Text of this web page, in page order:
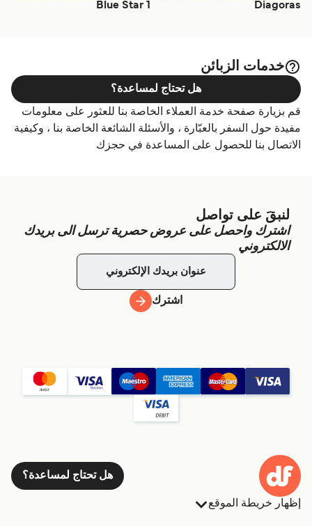
Diagoras
Blue Star 1
خدمات الزبائن
قم بزيارة صفحة خدمة العملاء الخاصة بنا للعثور على معلومات
مفيدة حول السفر بالعبّارة ، والأسئلة الشائعة الخاصة بنا ، وكيفية
الاتصال بنا للحصول على المساعدة في حجزك
هل تحتاج لمساعدة؟
لنبقَ على تواصل
اشترك واحصل على عروض حصرية ترسل الى بريدك
الالكتروني
اشترك
هل تحتاج لمساعدة؟
إظهار خريطة الموقع